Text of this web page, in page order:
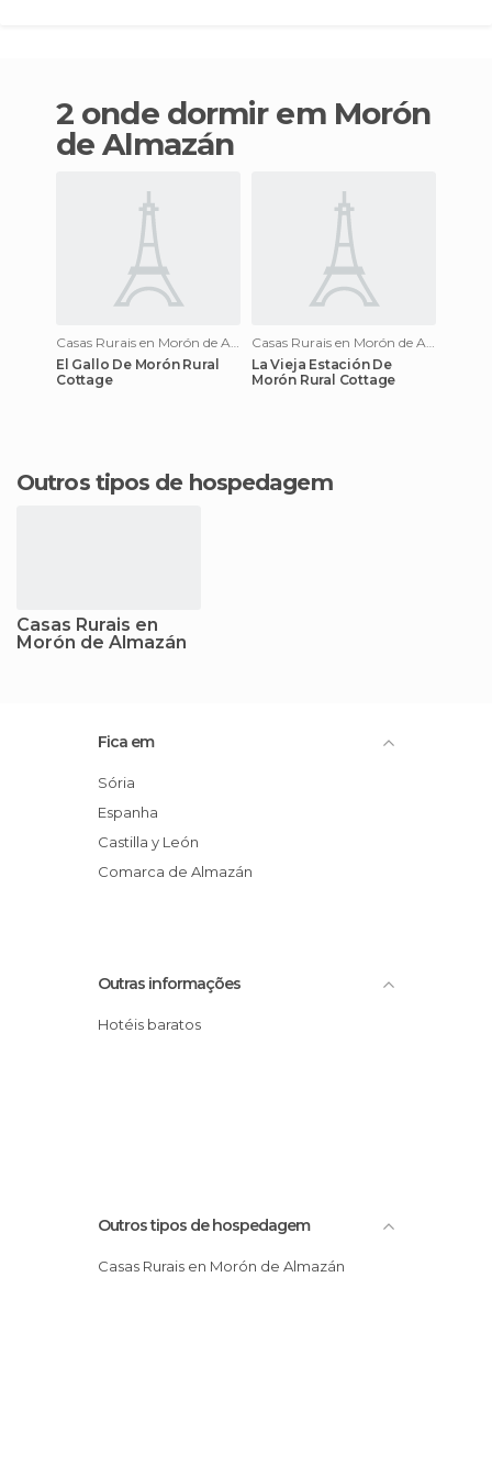
2 onde dormir em Morón
de Almazán
El Gallo De Morón Rural
Cottage
La Vieja Estación De
Morón Rural Cottage
Outros tipos de hospedagem
Casas Rurais en
Morón de Almazán
Fica em
Sória
Espanha
Castilla y León
Comarca de Almazán
Outras informações
Hotéis baratos
Outros tipos de hospedagem
Casas Rurais en Morón de Almazán